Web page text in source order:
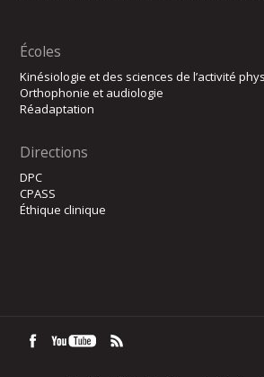
Écoles
Kinésiologie et des sciences de l’activité
Orthophonie et audiologie
Réadaptation
Directions
DPC
CPASS
Éthique clinique